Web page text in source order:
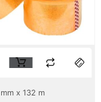
x 132 m